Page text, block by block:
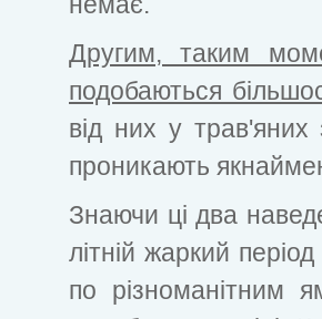
Другим, таким
подобаються
від них у
проникають
Знаючи ці два
літній жаркий
по різноманітним